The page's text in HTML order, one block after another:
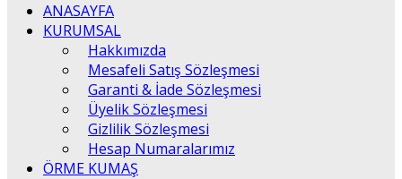
ANASAYFA
KURUMSAL
Hakkımızda
Mesafeli Satış Sözleşmesi
Garanti & İade Sözleşmesi
Üyelik Sözleşmesi
Gizlilik Sözleşmesi
Hesap Numaralarımız
ÖRME KUMAŞ